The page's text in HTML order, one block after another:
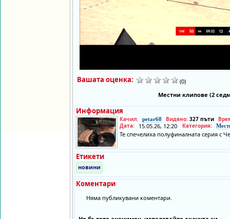
Вашата оценка:
(0)
Местни клипове (2
Информация
Качил: petar68 Видяно: 327 пъти
Дата:
15.05.26, 12:20 Категория:
Те спечелиха полуфиналната серия с
Етикети
новини
Коментари
Няма публикувани коментари.